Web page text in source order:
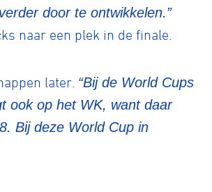
door te ontwikkelen.”
naar een plek in de finale.
later. “Bij de World Cups
ook op het WK, want daar
Bij deze World Cup in